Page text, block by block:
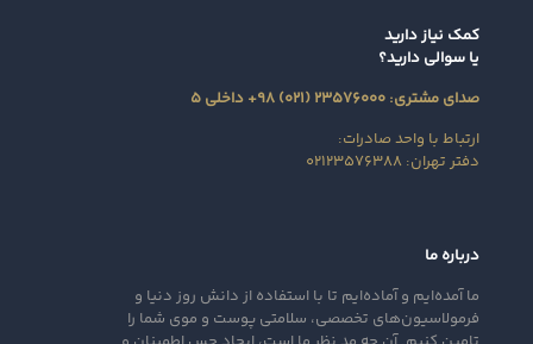
کمک نیاز دارید
یا سوالی دارید؟
صدای مشتری: ۲۳۵۷۶۰۰۰ (۰۲۱) ۹۸+ داخلی ۵
ارتباط با واحد صادرات:
دفتر تهران: ۰۲۱۲۳۵۷۶۳۸۸
درباره ما
ما آمده‌ایم و آماده‌ایم تا با استفاده از دانش روز دنیا و
فرمولاسیون‌های تخصصی، سلامتی پوست و موی شما را